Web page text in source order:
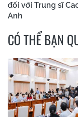
đối với Trung sĩ
Anh
CÓ THỂ BẠN